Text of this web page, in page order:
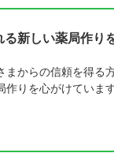
新しい薬局作り
からの信頼を得る
りを心がけています